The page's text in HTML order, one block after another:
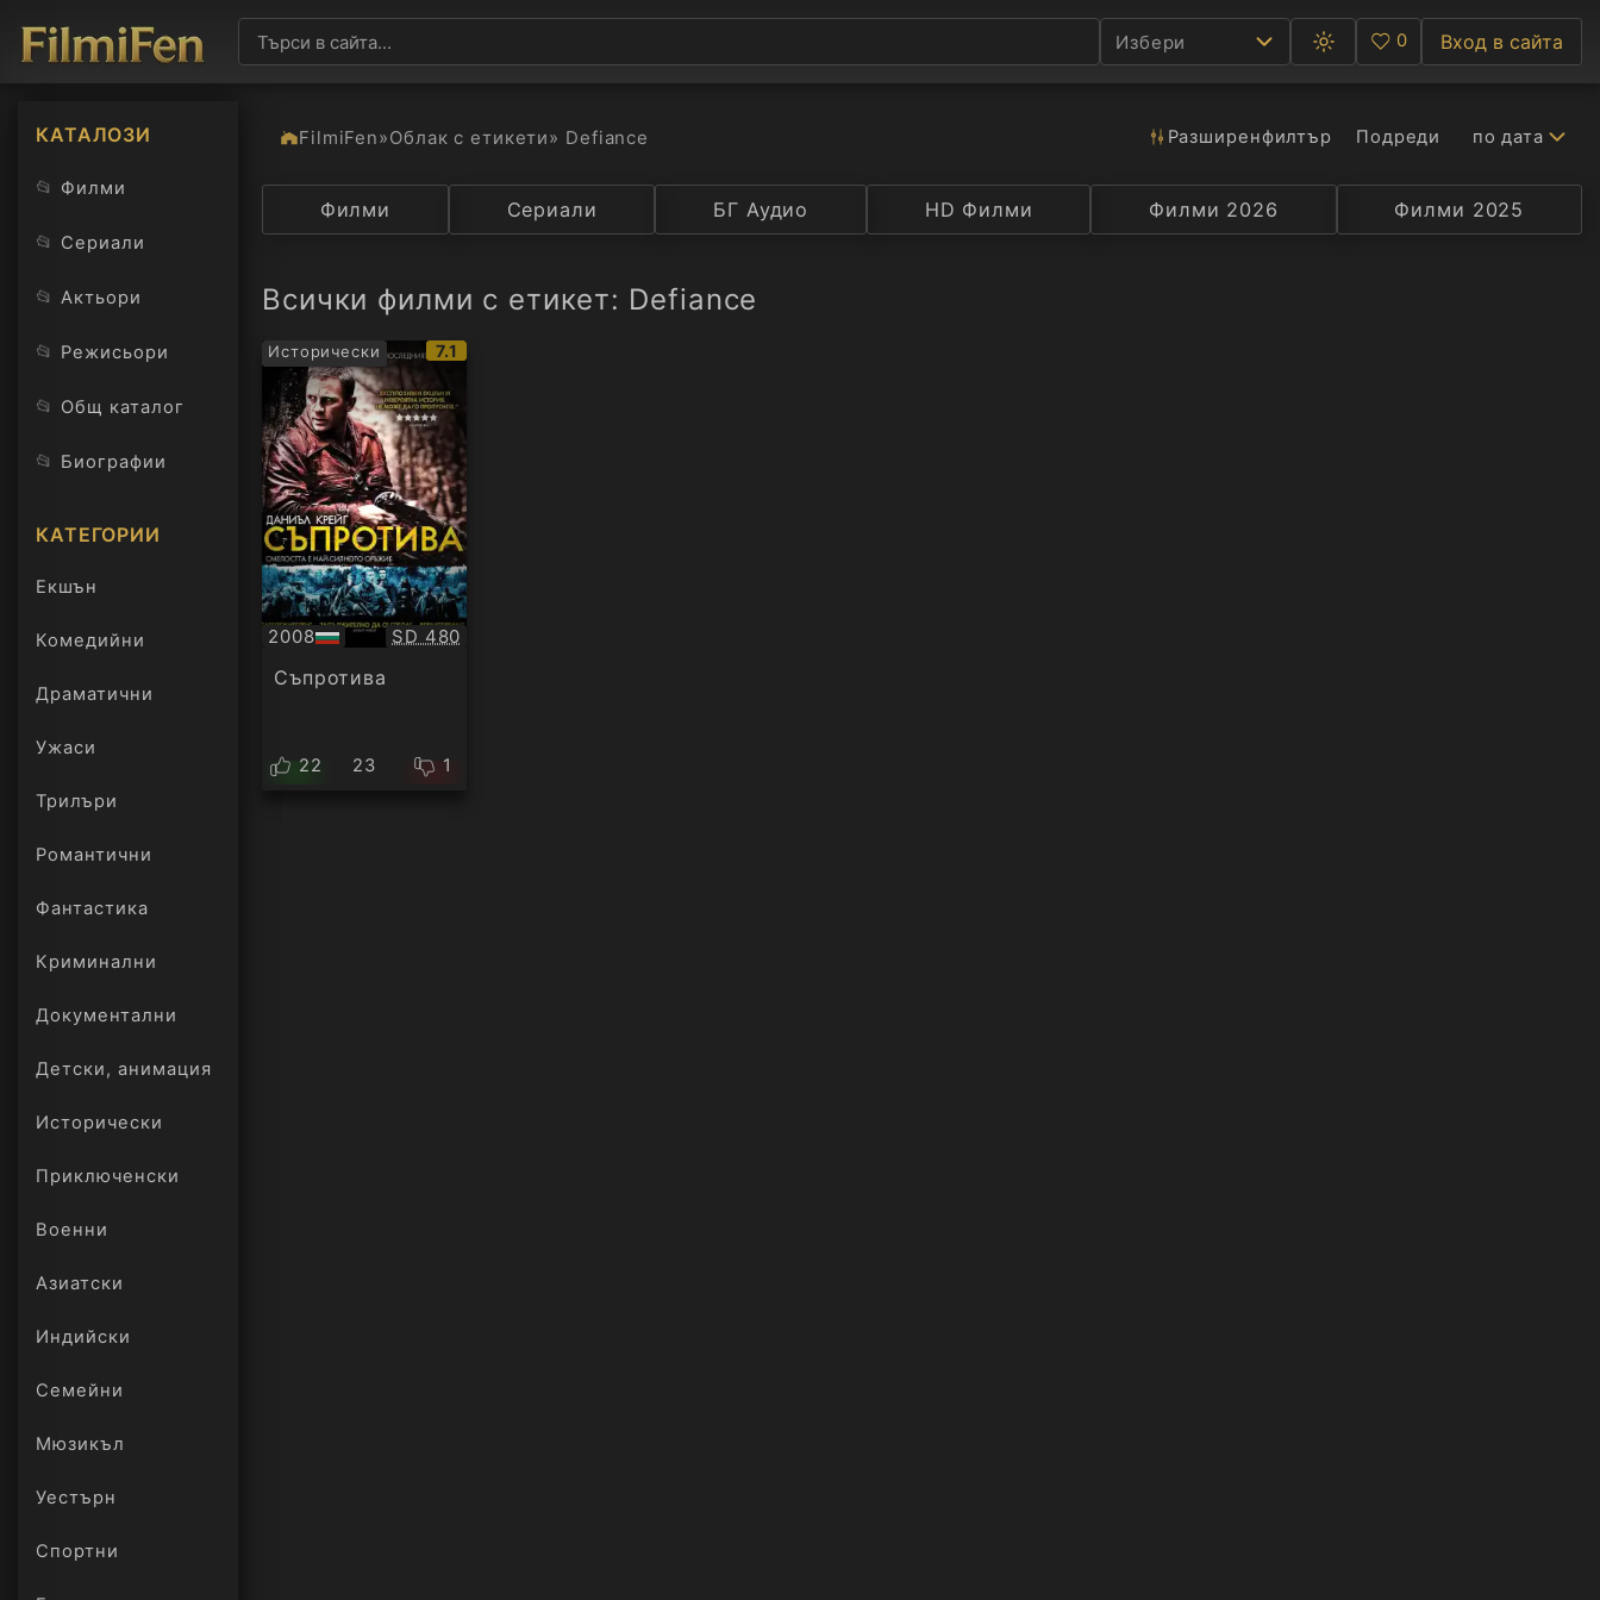
Избери
Превключване
между
светла
Любими
0 Вход в сайта
КАТАЛОЗИ
📂 Филми
📂 Сериали
📂 Актьори
📂 Режисьори
📂 Общ каталог
📂 Биографии
КАТЕГОРИИ
Екшън
Комедийни
Драматични
Ужаси
Трилъри
онлайн
Романтични
Фантастика
Криминални
Документални
Детски, анимация
Исторически
Приключенски
Военни
Азиатски
Индийски
Семейни
Мюзикъл
Уестърн
Спортни
FilmiFen»Облак с етикети» Defiance Разширенфилтър Подреди по дата
Категория Държава Рейтинг Селекция Превод Актьор
Филми Сериали БГ Аудио HD Филми Филми 2026 Филми 2025
Всички филми с етикет: Defiance
Исторически
IMDb
7.1
2008
БГ
аудио
Качество:
SD 480
Съпротива
22 23 1